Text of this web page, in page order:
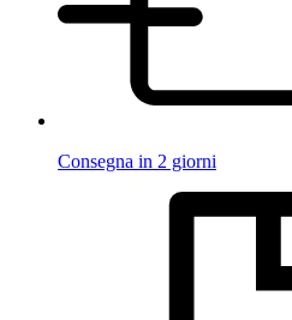
Consegna in 2 giorni